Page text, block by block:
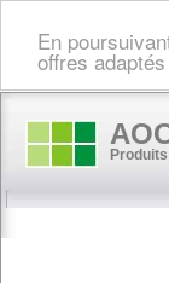
En
offres